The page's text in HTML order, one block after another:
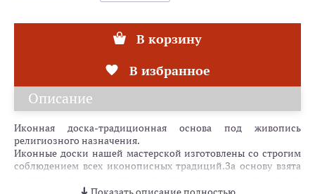
1 звезд
0 %
В корзину
В избранное
Описание
Иконная доска-традиционная основа под живопись
религиозного назначения.
Иконные доски нашей мастерской изготовлены со строгим
соблюдением всех иконописных традиций.За основу взята
используются сосновые шпонки.